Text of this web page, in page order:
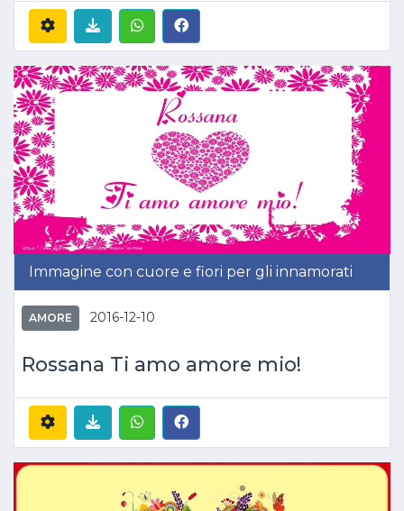
Immagine con cuore e fiori per gli innamorati
AMORE 2016-12-10
Rossana Ti amo amore mio!